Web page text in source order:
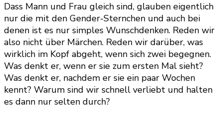
Dass Mann und Frau gleich sind, glauben eigentlich
nur die mit den Gender-Sternchen und auch bei
denen ist es nur simples Wunschdenken. Reden wir
also nicht über Märchen. Reden wir darüber, was
wirklich im Kopf abgeht, wenn sich zwei begegnen.
Was denkt er, wenn er sie zum ersten Mal sieht?
Was denkt er, nachdem er sie ein paar Wochen
kennt? Warum sind wir schnell verliebt und halten
es dann nur selten durch?